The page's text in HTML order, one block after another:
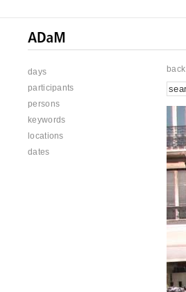
days
participants
persons
keywords
locations
dates
back